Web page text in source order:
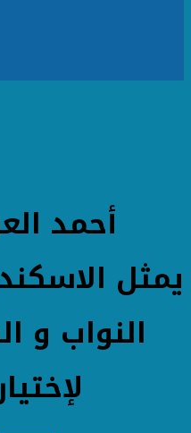
أحمد
يمثل
النواب و